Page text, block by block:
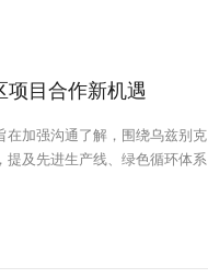
目合作新机遇
加强沟通了解，围绕乌兹别克
提及先进生产线、绿色循环体系